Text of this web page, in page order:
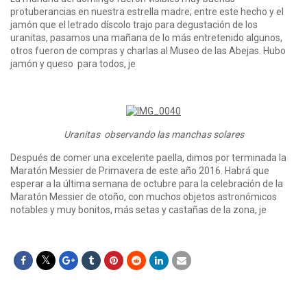
protuberancias en nuestra estrella madre; entre este hecho y el
jamón que el letrado díscolo trajo para degustación de los
uranitas, pasamos una mañana de lo más entretenido algunos,
otros fueron de compras y charlas al Museo de las Abejas. Hubo
jamón y queso para todos, je
Uranitas observando las manchas solares
Después de comer una excelente paella, dimos por terminada la
Maratón Messier de Primavera de este año 2016. Habrá que
esperar a la última semana de octubre para la celebración de la
Maratón Messier de otoño, con muchos objetos astronómicos
notables y muy bonitos, más setas y castañas de la zona, je